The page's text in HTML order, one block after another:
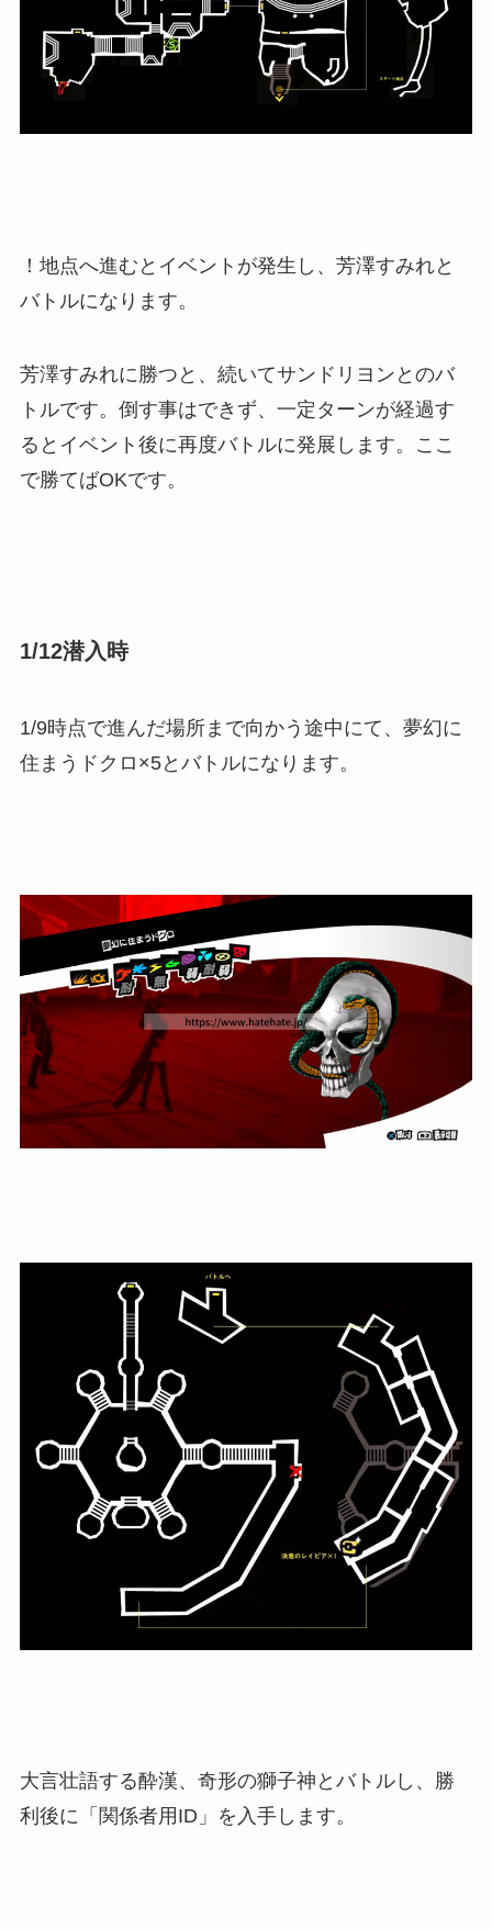
！地点へ進むとイベントが発生し、芳澤すみれと
バトルになります。
芳澤すみれに勝つと、続いてサンドリヨンとのバ
トルです。倒す事はできず、一定ターンが経過す
るとイベント後に再度バトルに発展します。ここ
で勝てばOKです。
1/12潜入時
1/9時点で進んだ場所まで向かう途中にて、夢幻に
住まうドクロ×5とバトルになります。
大言壮語する酔漢、奇形の獅子神とバトルし、勝
利後に「関係者用ID」を入手します。